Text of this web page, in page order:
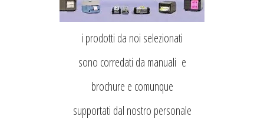
i prodotti da noi selezionati
sono corredati da manuali e
brochure e comunque
supportati dal nostro personale